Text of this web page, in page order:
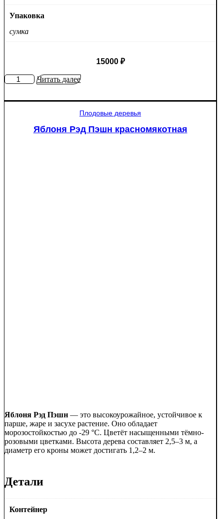
Упаковка
сумка
15000 ₽
КоличествоЧитать далее
Плодовые деревья
Яблоня Рэд Пэшн красномякотная
Яблоня Рэд Пэшн — это высокоурожайное, устойчивое к
парше, жаре и засухе растение. Оно обладает
морозостойкостью до -29 °C. Цветёт насыщенными тёмно-
розовыми цветками. Высота дерева составляет 2,5–3 м, а
диаметр его кроны может достигать 1,2–2 м.
Детали
Контейнер